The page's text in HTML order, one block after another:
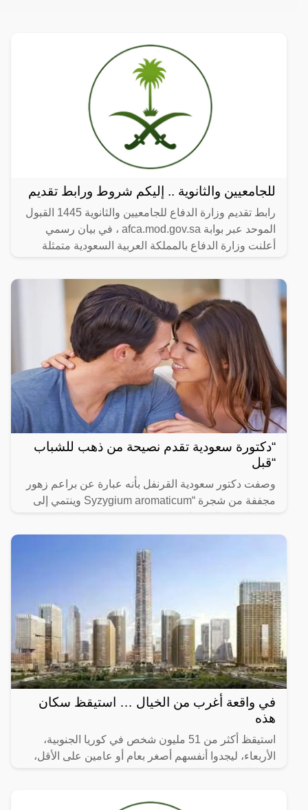
للجامعيين والثانوية .. إليكم شروط ورابط تقديم
رابط تقديم وزارة الدفاع للجامعيين والثانوية 1445 القبول
الموحد عبر بوابة afca.mod.gov.sa ، في بيان رسمي
أعلنت وزارة الدفاع بالمملكة العربية السعودية متمثلة
“دكتورة سعودية تقدم نصيحة من ذهب للشباب
“قبل
وصفت دكتور سعودية القرنفل بأنه عبارة عن براعم زهور
مجففة من شجرة “Syzygium aromaticum وينتمي إلى
ينمو في
في واقعة أغرب من الخيال … استيقظ سكان
هذه
استيقظ أكثر من 51 مليون شخص في كوريا الجنوبية،
الأربعاء، ليجدوا أنفسهم أصغر بعام أو عامين على الأقل،